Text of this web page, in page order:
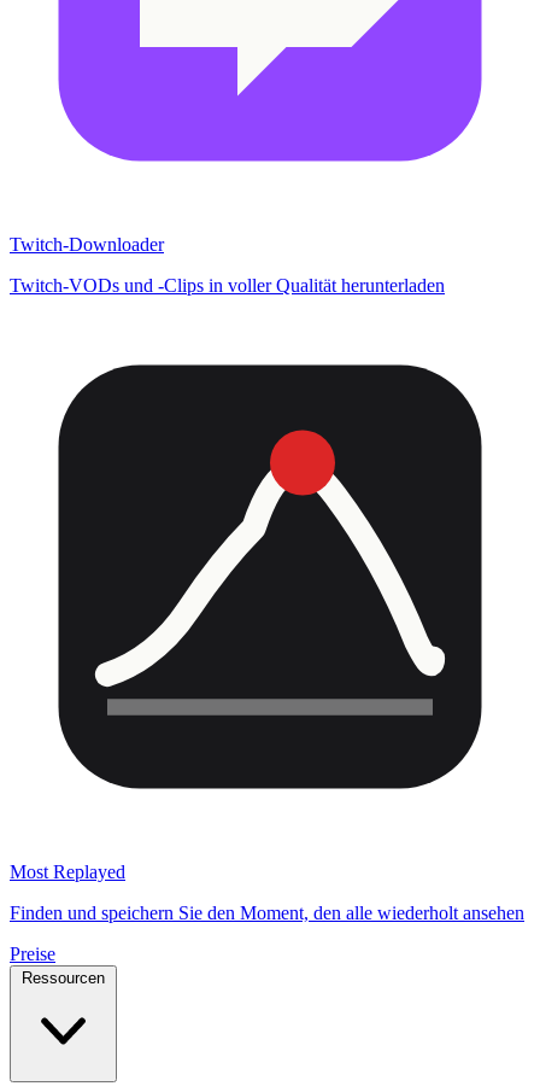
Twitch-Downloader
Twitch-VODs und -Clips in voller Qualität herunterladen
Most Replayed
Finden und speichern Sie den Moment, den alle wiederholt ansehen
Preise
Ressourcen